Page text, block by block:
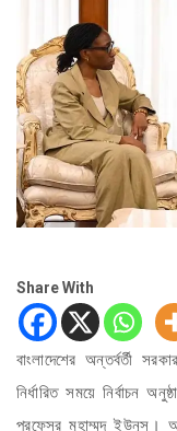
Share With
বাংলাদেশের অন্তর্বর্তী
নির্ধারিত সময়ে নির্বাচন
প্রফেসর মুহাম্মদ ইউনূস।